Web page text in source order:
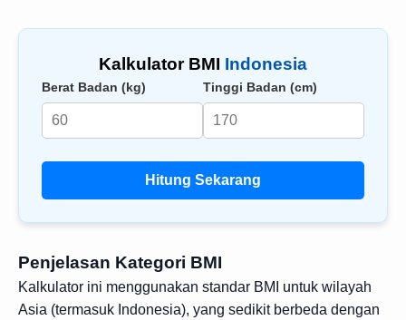
Kalkulator BMI Indonesia
Berat Badan (kg) Tinggi Badan (cm)
Hitung Sekarang
Penjelasan Kategori BMI
Kalkulator ini menggunakan standar BMI untuk wilayah
Asia (termasuk Indonesia), yang sedikit berbeda dengan
Display Ads